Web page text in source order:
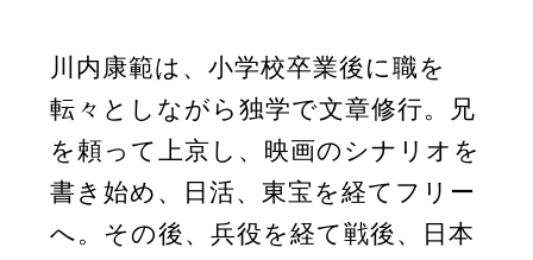
川内康範は、小学校卒業後に職を
転々としながら独学で文章修行。兄
を頼って上京し、映画のシナリオを
書き始め、日活、東宝を経てフリー
へ。その後、兵役を経て戦後、日本